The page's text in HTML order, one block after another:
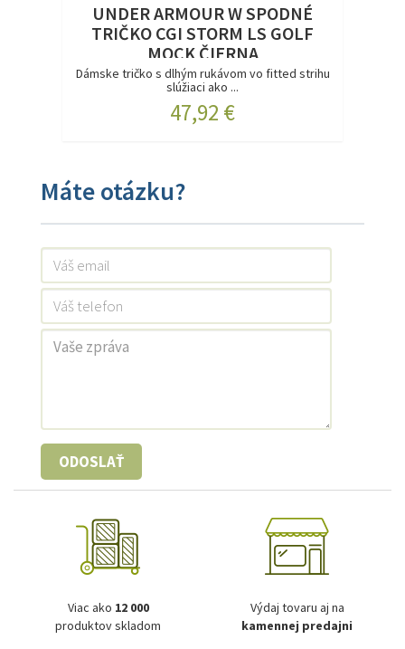
UNDER ARMOUR W SPODNÉ
TRIČKO CGI STORM LS GOLF
MOCK ČIERNA
Dámske tričko s dlhým rukávom vo fitted strihu
slúžiaci ako ...
47,92 €
Máte otázku?
ODOSLAŤ
Viac ako 12 000
produktov skladom
Výdaj tovaru aj na
kamennej predajni